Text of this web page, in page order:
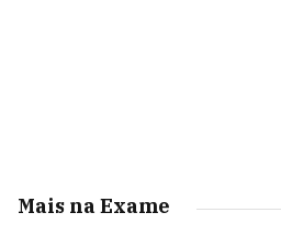
Mais na Exame